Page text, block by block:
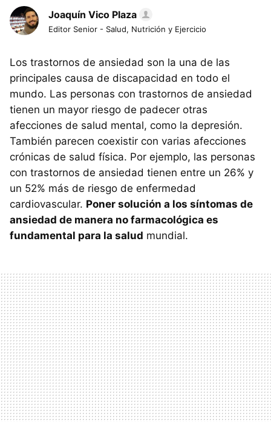
Joaquín Vico Plaza
Editor Senior - Salud, Nutrición y Ejercicio
Los trastornos de ansiedad son la una de las
principales causa de discapacidad en todo el
mundo. Las personas con trastornos de ansiedad
tienen un mayor riesgo de padecer otras
afecciones de salud mental, como la depresión.
También parecen coexistir con varias afecciones
crónicas de salud física. Por ejemplo, las personas
con trastornos de ansiedad tienen entre un 26% y
un 52% más de riesgo de enfermedad
cardiovascular. Poner solución a los síntomas de
ansiedad de manera no farmacológica es
fundamental para la salud mundial.